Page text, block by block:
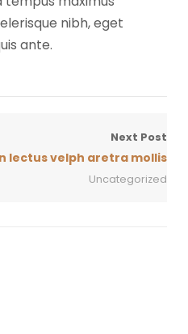
nibh, eget
ante.
Next Post
lectus velph aretra mollis
Uncategorized